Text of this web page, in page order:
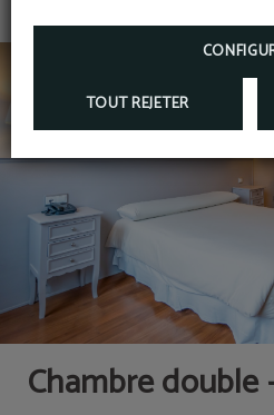
TOUT REJETERConnexion Wi-
Chambre double
RÉSERVER